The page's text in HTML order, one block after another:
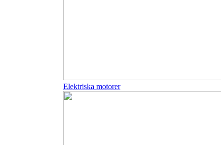
Elektriska motorer